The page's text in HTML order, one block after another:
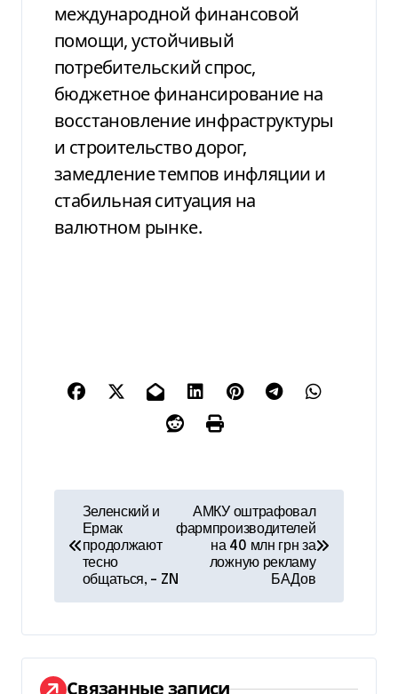
международной финансовой
помощи, устойчивый
потребительский спрос,
бюджетное финансирование на
восстановление инфраструктуры
и строительство дорог,
замедление темпов инфляции и
стабильная ситуация на
валютном рынке.
г
Зеленский и
Ермак
продолжают
тесно
общаться, – ZN
АМКУ оштрафовал
фармпроизводителей
на 40 млн грн за
ложную рекламу
БАДов
Связанные записи